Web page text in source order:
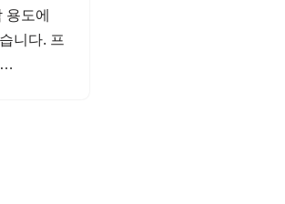
용도에
니다. 프